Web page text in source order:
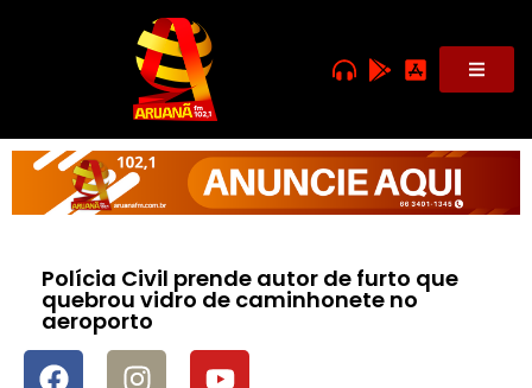
Polícia Civil prende autor de furto que
quebrou vidro de caminhonete no
aeroporto